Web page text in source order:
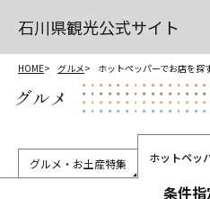
石川県観光公式サイト
HOME グルメ ホットペッパーでお店を探
グルメ
グルメ・お土産特集 ホットペッ
条件